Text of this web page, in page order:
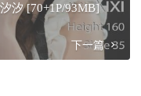
汐 [70+1P/93MB]
下一篇